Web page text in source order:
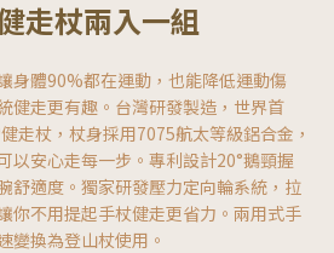
走杖兩入一組
身體90%都在運動，也能降低運動傷
健走更有趣。台灣研發製造，世界首
走杖，杖身採用7075航太等級鋁合金，
以安心走每一步。專利設計20°鵝頸握
舒適度。獨家研發壓力定向輪系統，拉
你不用提起手杖健走更省力。兩用式手
變換為登山杖使用。